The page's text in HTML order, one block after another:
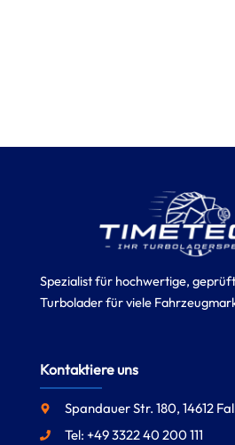
Spezialist für hochwertige,
Turbolader für viele
Kontaktiere uns
Spandauer Str. 180, 14612
Tel: +49 3322 40 200 111